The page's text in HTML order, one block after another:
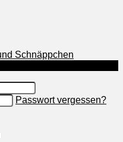
Passwort vergessen?